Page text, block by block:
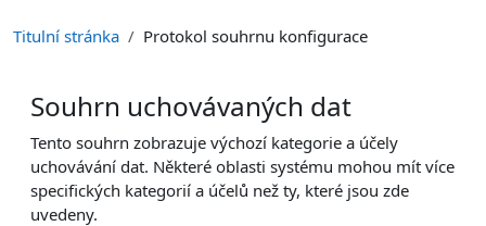
Titulní stránka Protokol souhrnu konfigurace
Souhrn uchovávaných dat
Tento souhrn zobrazuje výchozí kategorie a účely
uchovávání dat. Některé oblasti systému mohou mít více
specifických kategorií a účelů než ty, které jsou zde
uvedeny.